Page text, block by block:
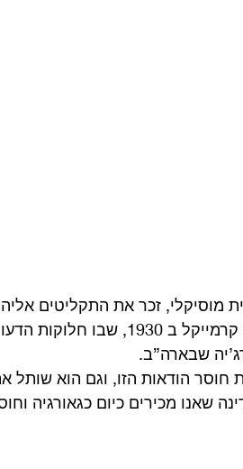
שחיבר וביצע הוגי קרמייקל
שבארה”ב.
הודאות הזו, וגם הוא שותל
שאנו מכירים כיום כגאורגיה